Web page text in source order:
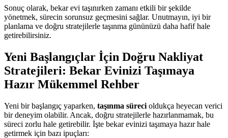
Sonuç olarak, bekar evi taşınırken zamanı etkili bir şekilde
yönetmek, sürecin sorunsuz geçmesini sağlar. Unutmayın, iyi bir
planlama ve doğru stratejilerle taşınma gününüzü daha hafif hale
getirebilirsiniz.
Yeni Başlangıçlar İçin Doğru Nakliyat
Stratejileri: Bekar Evinizi Taşımaya
Hazır Mükemmel Rehber
Yeni bir başlangıç yaparken, taşınma süreci oldukça heyecan verici
bir deneyim olabilir. Ancak, doğru stratejilerle hazırlanmamak, bu
süreci zorlu hale getirebilir. İşte bekar evinizi taşımaya hazır hale
getirmek için bazı ipuçları: